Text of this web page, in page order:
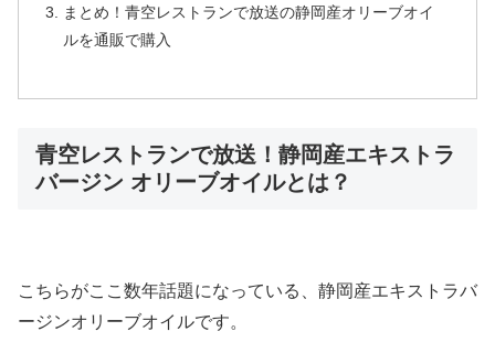
まとめ！青空レストランで放送の静岡産オリーブオイ
ルを通販で購入
青空レストランで放送！静岡産エキストラ
バージン オリーブオイルとは？
こちらがここ数年話題になっている、静岡産エキストラバ
ージンオリーブオイルです。